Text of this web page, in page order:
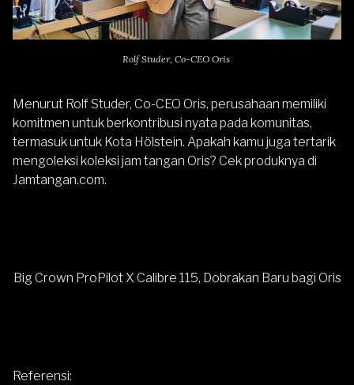
Rolf Studer, Co-CEO Oris
Menurut Rolf Studer, Co-CEO Oris, perusahaan memiliki
komitmen untuk berkontribusi nyata pada komunitas,
termasuk untuk Kota Hölstein. Apakah kamu juga tertarik
mengoleksi koleksi jam tangan Oris? Cek produknya di
Jamtangan.com.
Big Crown ProPilot X Calibre 115, Dobrakan Baru bagi Oris
Referensi: